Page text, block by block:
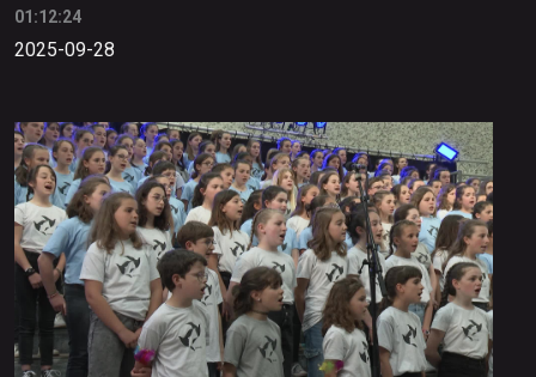
01:12:24
2025-09-28